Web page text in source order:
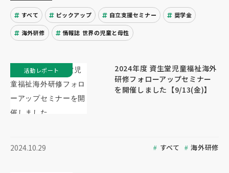
すべて ピックアップ 自立支援セミナー 奨学金
海外研修 情報誌 世界の児童と母性
2024年度 資生堂児童福祉海外
研修フォローアップセミナー
を開催しました【9/13(金)】
2024.10.29 すべて 海外研修
活動レポート